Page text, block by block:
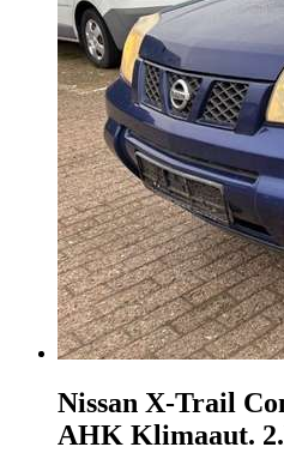
Nissan X-Trail
AHK Klimaaut.